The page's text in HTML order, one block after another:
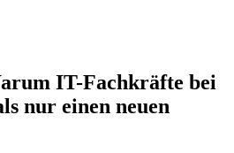
IT-Fachkräfte bei
nur einen neuen